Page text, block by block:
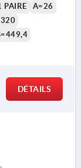
PAIRE
A=26
DÉTAILS